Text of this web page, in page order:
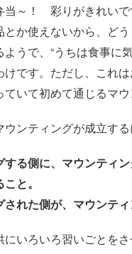
当～！ 彩りがきれい
か使えないから、ど
うで、“うちは食事に
けです。ただし、これ
いて初めて通じるマウ
ンティングが成立す
する側に、マウンティ
と。
れた側が、マウンテ
にいろいろ習いごとを